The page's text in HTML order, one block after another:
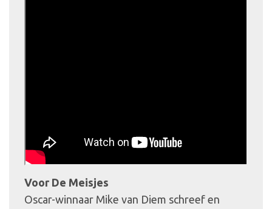
Voor De Meisjes
Oscar-winnaar Mike van Diem schreef en